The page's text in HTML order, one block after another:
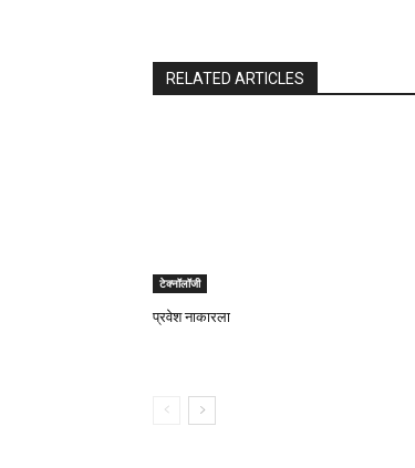
RELATED ARTICLES
टेक्नॉलॉजी
प्रवेश नाकारला